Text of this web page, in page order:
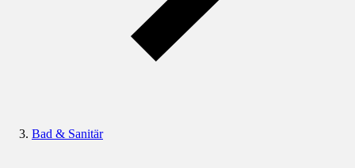
Bad & Sanitär